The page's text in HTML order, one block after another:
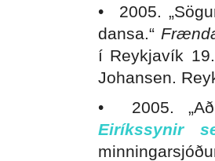
• 2005.
dansa.“
í Reykjavík
Johansen.
• 2005.
Eiríkssynir